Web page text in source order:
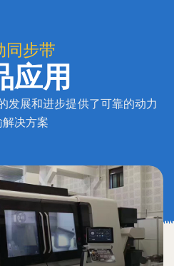
同步带
应用
发展和进步提供了可靠的动力
解决方案